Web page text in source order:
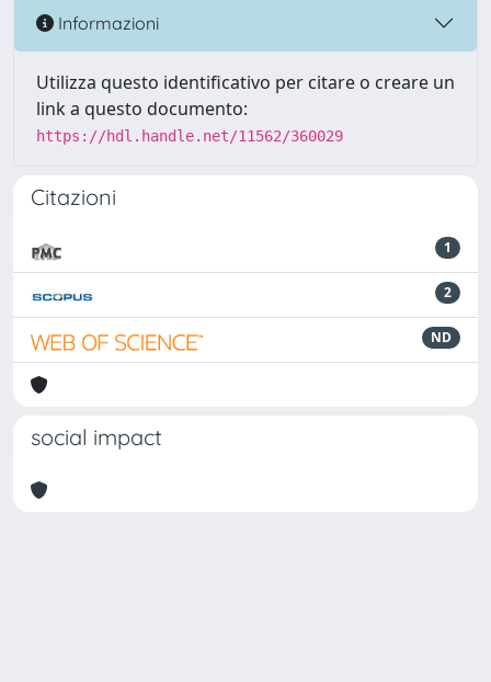
Informazioni
Utilizza questo identificativo per citare o creare un
link a questo documento:
https://hdl.handle.net/11562/360029
Citazioni
1
2
ND
social impact